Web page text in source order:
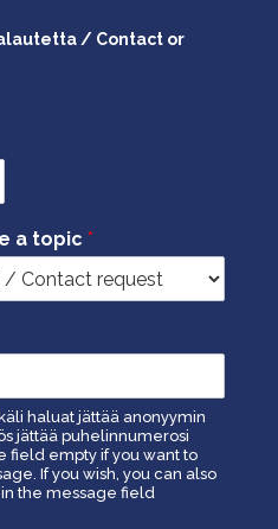
/ Contact or
a topic *
haluat jättää anonyymin
jättää puhelinnumerosi
field empty if you want to
If you wish, you can also
the message field